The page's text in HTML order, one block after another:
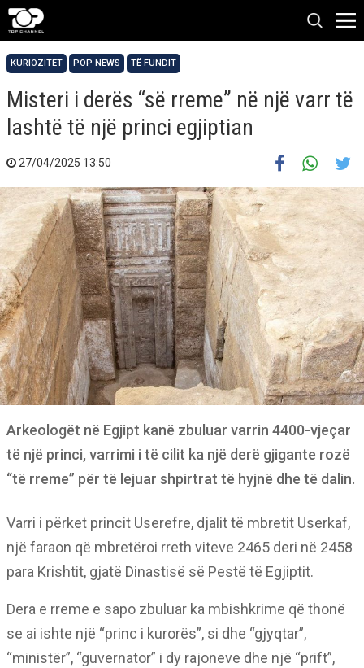
KURIOZITET POP NEWS TË FUNDIT
Misteri i derës “së rreme” në një varr të
lashtë të një princi egjiptian
27/04/2025 13:50
Arkeologët në Egjipt kanë zbuluar varrin 4400-vjeçar
të një princi, varrimi i të cilit ka një derë gjigante rozë
“të rreme” për të lejuar shpirtrat të hyjnë dhe të dalin.
Varri i përket princit Userefre, djalit të mbretit Userkaf,
një faraon që mbretëroi rreth viteve 2465 deri në 2458
para Krishtit, gjatë Dinastisë së Pestë të Egjiptit.
Dera e rreme e sapo zbuluar ka mbishkrime që thonë
se ai ishte një “princ i kurorës”, si dhe “gjyqtar”,
“ministër”, “guvernator” i dy rajoneve dhe një “prift”,